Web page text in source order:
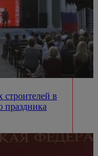
в
праздника